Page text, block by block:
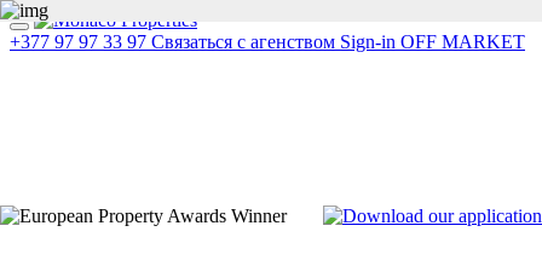
+377 97 97 33 97 Связаться с агенством Sign-in OFF MARKET